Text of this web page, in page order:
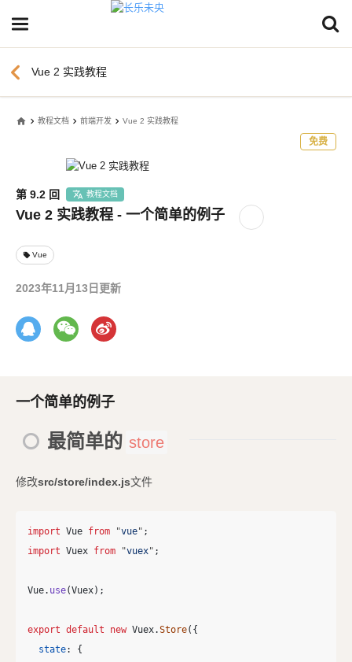
chevron_left Vue 2 实践教程
home 教程文档 前端开发 Vue 2 实践教程
免费
第 9.2 回 教程文档
Vue 2 实践教程 - 一个简单的例子
local_offer Vue
2023年11月13日更新
一个简单的例子
最简单的 store
修改src/store/index.js文件
import Vue from "vue" ;
import Vuex from "vuex" ;
Vue. use(Vuex);
export default new Vuex.Store({
state:
{